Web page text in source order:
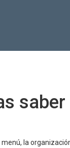
saber
la